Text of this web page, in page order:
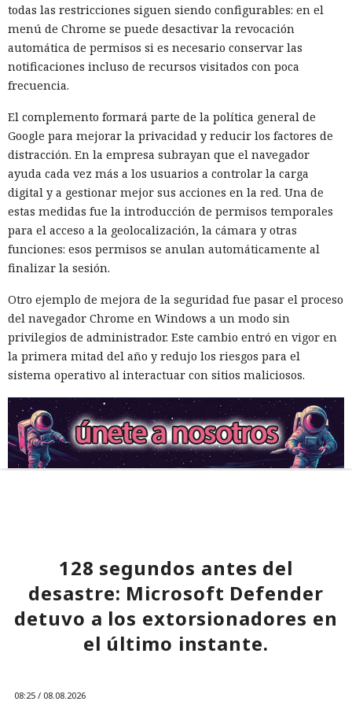
todas las restricciones siguen siendo configurables: en el
menú de Chrome se puede desactivar la revocación
automática de permisos si es necesario conservar las
notificaciones incluso de recursos visitados con poca
frecuencia.
El complemento formará parte de la política general de
Google para mejorar la privacidad y reducir los factores de
distracción. En la empresa subrayan que el navegador
ayuda cada vez más a los usuarios a controlar la carga
digital y a gestionar mejor sus acciones en la red. Una de
estas medidas fue la introducción de permisos temporales
para el acceso a la geolocalización, la cámara y otras
funciones: esos permisos se anulan automáticamente al
finalizar la sesión.
Otro ejemplo de mejora de la seguridad fue pasar el proceso
del navegador Chrome en Windows a un modo sin
privilegios de administrador. Este cambio entró en vigor en
la primera mitad del año y redujo los riesgos para el
sistema operativo al interactuar con sitios maliciosos.
128 segundos antes del
desastre: Microsoft Defender
detuvo a los extorsionadores en
el último instante.
08:25 / 08.08.2026